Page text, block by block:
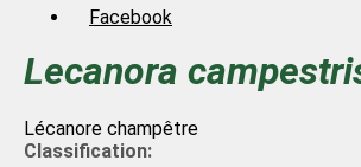
Facebook
Lecanora
Lécanore champêtre
Classification: